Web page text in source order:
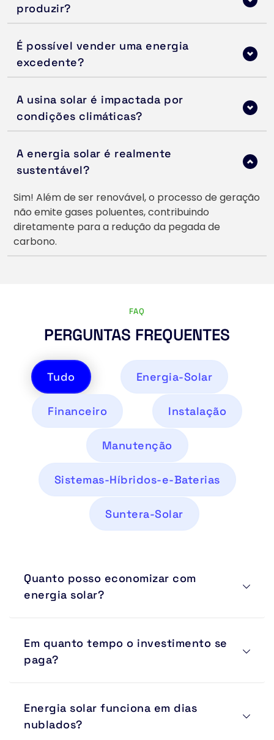
planejamento e a execução.
irradiação solar da região. Uma usina solar de 1 MW,
por exemplo, pode produzir cerca de 4.000 kWh
por dia.
É possível vender uma energia
que você envie energia excedente para a rede
elétrica, gerando créditos que podem ser usados
em meses futuros.
A usina solar é impactada por
condições climáticas?
chuvosos reduzem a eficiência, mas os painéis
ainda captam energia difusa. Em locais com boa
A energia solar é realmente
Sim! Além de ser renovável, o processo de geração
não emite gases poluentes, contribuindo
diretamente para a redução da pegada de
carbono.
FAQ
PERGUNTAS FREQUENTES
Tudo Energia-Solar
Financeiro Instalação
Manutenção
Sistemas-Híbridos-e-Baterias
Suntera-Solar
Quanto posso economizar com
energia solar?
energia elétrica, dependendo do perfil de consumo,
localização e dimensionamento do sistema.
Em quanto tempo o investimento se
paga?
retorno ocorre entre 3 e 6 anos. Após esse período, a
energia gerada representa economia direta para o
proprietário.
Energia solar funciona em dias
nublados?